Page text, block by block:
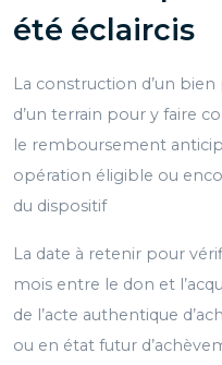
été éclaircis
La construction d’un bien
d’un terrain pour y faire
le remboursement
opération éligible ou
du dispositif
La date à retenir pour
mois entre le don et
de l’acte authentique
ou en état futur